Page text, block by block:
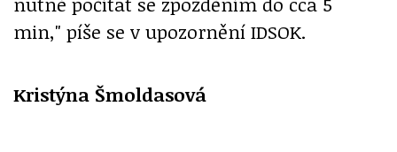
min," píše se v upozornění IDSOK.
Kristýna Šmoldasová